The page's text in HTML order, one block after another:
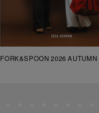
FORK&SPOON 2026 AUTUMN